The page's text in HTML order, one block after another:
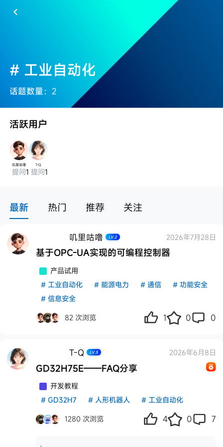
# 工业自动化
话题数量：2
最新 热门 推荐 关注
叽里咕噜 LV.2 2026年7月28日
基于OPC-UA实现的可编程控制器
产品试用
# 工业自动化 # 能源电力 # 通信 # 功能安全
# 信息安全
82 次浏览
1 0 0
T-Q LV.5 2026年6月8日
GD32H75E——FAQ分享
推
开发教程
# GD32H7 # 人形机器人 # 工业自动化
1280 次浏览
4 0 7
活跃用户
叽里咕噜
提问1
T-Q
提问1